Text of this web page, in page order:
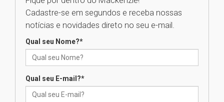
escola
04.08.2026
docentes para debater
Cadastre-se em segundos e receba nossas
notícias e novidades direto no seu e-mail.
Qual seu Nome?*
Qual seu E-mail?*